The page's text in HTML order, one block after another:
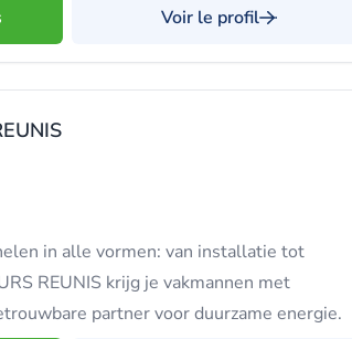
Voir le profil
in alle vormen: van installatie tot
REUNIS krijg je vakmannen met
partner voor duurzame energie.